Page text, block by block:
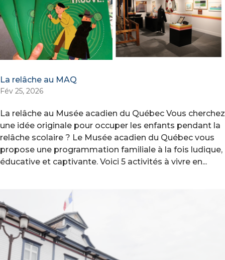
La relâche au MAQ
Fév 25, 2026
La relâche au Musée acadien du Québec Vous cherchez
une idée originale pour occuper les enfants pendant la
relâche scolaire ? Le Musée acadien du Québec vous
propose une programmation familiale à la fois ludique,
éducative et captivante. Voici 5 activités à vivre en...